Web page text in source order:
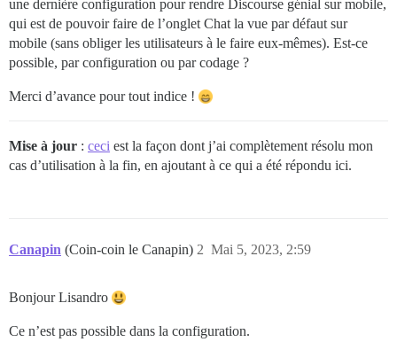
une dernière configuration pour rendre Discourse génial sur mobile,
qui est de pouvoir faire de l’onglet Chat la vue par défaut sur
mobile (sans obliger les utilisateurs à le faire eux-mêmes). Est-ce
possible, par configuration ou par codage ?
Merci d’avance pour tout indice !
Mise à jour : ceci est la façon dont j’ai complètement résolu mon
cas d’utilisation à la fin, en ajoutant à ce qui a été répondu ici.
Canapin (Coin-coin le Canapin) Mai 5, 2023, 2:59
2
Bonjour Lisandro
Ce n’est pas possible dans la configuration.